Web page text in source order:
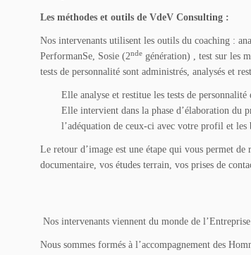
Les méthodes et outils de VdeV Consulting :
Nos intervenants utilisent les outils du coaching :
PerformanSe, Sosie (2nde génération) , test sur les
tests de personnalité sont administrés, analysés et
Elle analyse et restitue les tests de personnalité
Elle intervient dans la phase d’élaboration du
l’adéquation de ceux-ci avec votre profil et les
Le retour d’image est une étape qui vous permet
documentaire, vos études terrain, vos prises de
Nos intervenants viennent du monde de
Nous sommes formés à l’accompagnement des